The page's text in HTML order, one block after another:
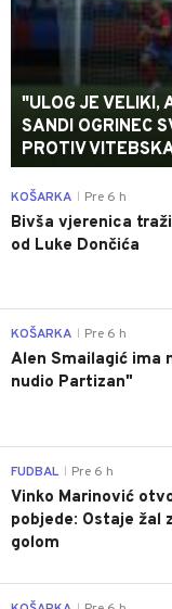
"ULOG JE VELIKI,
SANDI OGRINEC
PROTIV
KOŠARKA Pre 6 h
Bivša vjerenica
od Luke Dončića
KOŠARKA Pre 6 h
Alen Smailagić ima
nudio Partizan"
FUDBAL Pre 6 h
Vinko Marinović
pobjede: Ostaje žal
golom